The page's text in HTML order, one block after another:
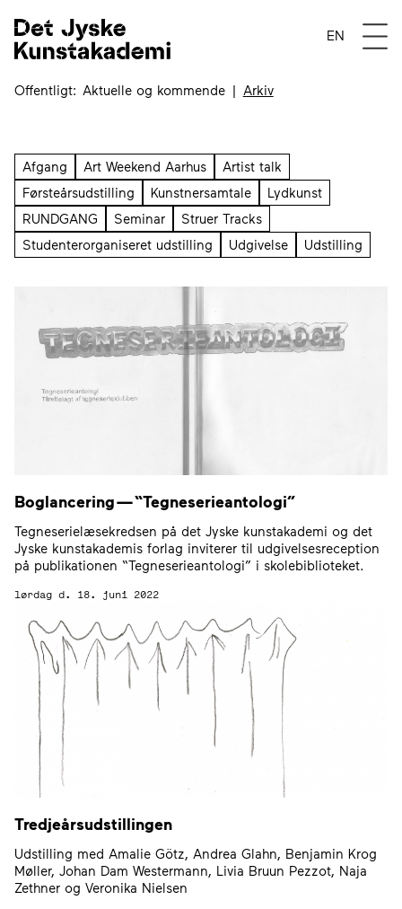
Åben
EN
Arkiv
Offentligt Aktuelle og kommende Arkiv
Afgang Art Weekend Aarhus
Artist talk
Førsteårsudstilling
Kunstnersamtale
Lydkunst
RUNDGANG
Seminar
Struer Tracks
Studenterorganiseret udstilling
Udgivelse Udstilling
Boglancering —“Tegneserieantologi”
Tegneserielæsekredsen på det Jyske kunstakademi og det
Jyske kunstakademis forlag inviterer til udgivelsesreception
på publikationen “Tegneserieantologi” i skolebiblioteket.
lørdag d. 18. juni 2022
Tredjeårsudstillingen
Udstilling med Amalie Götz, Andrea Glahn, Benjamin Krog
Møller, Johan Dam Westermann, Livia Bruun Pezzot, Naja
Zethner og Veronika Nielsen